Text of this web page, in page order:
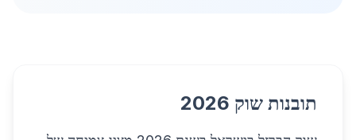
תובנות שוק 2026